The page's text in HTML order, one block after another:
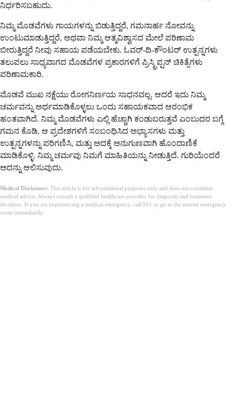
ನಿರ್ಧರಿಸಬಹುದು.
ನಿಮ್ಮ ಮೊಡವೆಗಳು ಗಾಯಗಳನ್ನು ಬಿಡುತ್ತಿದ್ದರೆ, ಗಮನಾರ್ಹ ನೋವನ್ನು
ಉಂಟುಮಾಡುತ್ತಿದ್ದರೆ, ಅಥವಾ ನಿಮ್ಮ ಆತ್ಮವಿಶ್ವಾಸದ ಮೇಲೆ ಪರಿಣಾಮ
ಬೀರುತ್ತಿದ್ದರೆ ನೀವು ಸಹಾಯ ಪಡೆಯಬೇಕು. ಓವರ್-ದಿ-ಕೌಂಟರ್ ಉತ್ಪನ್ನಗಳು
ತಲುಪಲು ಸಾಧ್ಯವಾಗದ ಮೊಡವೆಗಳ ಪ್ರಕಾರಗಳಿಗೆ ಪ್ರಿಸ್ಕ್ರಿಪ್ಷನ್ ಚಿಕಿತ್ಸೆಗಳು
ಪರಿಣಾಮಕಾರಿ.
ಮೊಡವೆ ಮುಖ ನಕ್ಷೆಯು ರೋಗನಿರ್ಣಯ ಸಾಧನವಲ್ಲ. ಆದರೆ ಇದು ನಿಮ್ಮ
ಚರ್ಮವನ್ನು ಅರ್ಥಮಾಡಿಕೊಳ್ಳಲು ಒಂದು ಸಹಾಯಕವಾದ ಆರಂಭಿಕ
ಹಂತವಾಗಿದೆ. ನಿಮ್ಮ ಮೊಡವೆಗಳು ಎಲ್ಲಿ ಹೆಚ್ಚಾಗಿ ಕಂಡುಬರುತ್ತವೆ ಎಂಬುದರ ಬಗ್ಗೆ
ಗಮನ ಕೊಡಿ, ಆ ಪ್ರದೇಶಗಳಿಗೆ ಸಂಬಂಧಿಸಿದ ಅಭ್ಯಾಸಗಳು ಮತ್ತು
ಉತ್ಪನ್ನಗಳನ್ನು ಪರಿಗಣಿಸಿ, ಮತ್ತು ಅದಕ್ಕೆ ಅನುಗುಣವಾಗಿ ಹೊಂದಾಣಿಕೆ
ಮಾಡಿಕೊಳ್ಳಿ. ನಿಮ್ಮ ಚರ್ಮವು ನಿಮಗೆ ಮಾಹಿತಿಯನ್ನು ನೀಡುತ್ತಿದೆ. ಗುರಿಯೆಂದರೆ
ಅದನ್ನು ಆಲಿಸುವುದು.
Medical Disclaimer: This article is for informational purposes only and does not constitute
medical advice. Always consult a qualified healthcare provider for diagnosis and treatment
decisions. If you are experiencing a medical emergency, call 911 or go to the nearest emergency
room immediately.